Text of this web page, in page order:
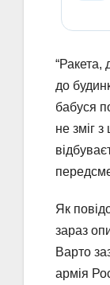
“Ракета,
до
бабуся
не зміг
Як
зараз
Варто
армія